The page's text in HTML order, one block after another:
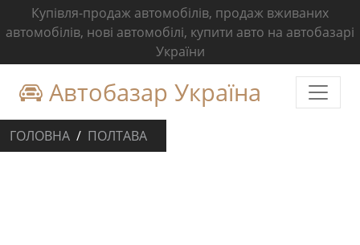
Купівля-продаж автомобілів, продаж вживаних
автомобілів, нові автомобілі, купити авто на автобазарі
України
Автобазар Україна
ГОЛОВНА ПОЛТАВА